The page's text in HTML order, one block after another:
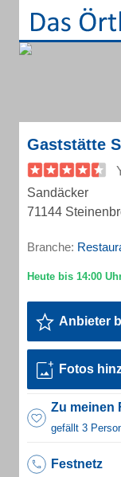
Gaststätte
Sandäcker
71144
Branche:
Anbieter
Fotos
Zu meinen
gefällt 3
Festnetz